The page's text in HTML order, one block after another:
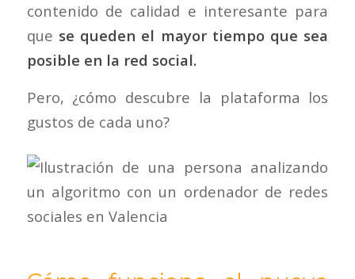
contenido de calidad e interesante para
que se queden el mayor tiempo que sea
posible en la red social.
Pero, ¿cómo descubre la plataforma los
gustos de cada uno?